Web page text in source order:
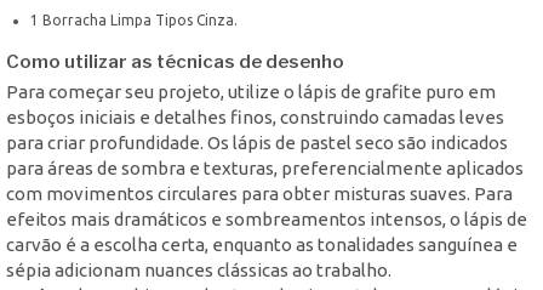
1 Borracha Limpa Tipos Cinza.
Como utilizar as técnicas de desenho
Para começar seu projeto, utilize o lápis de grafite puro em
esboços iniciais e detalhes finos, construindo camadas leves
para criar profundidade. Os lápis de pastel seco são indicados
para áreas de sombra e texturas, preferencialmente aplicados
com movimentos circulares para obter misturas suaves. Para
efeitos mais dramáticos e sombreamentos intensos, o lápis de
carvão é a escolha certa, enquanto as tonalidades sanguínea e
sépia adicionam nuances clássicas ao trabalho.